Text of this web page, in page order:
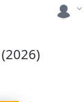
(2026)